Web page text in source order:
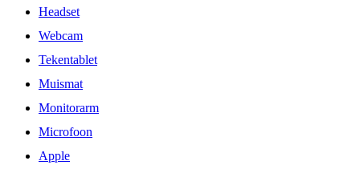
Headset
Webcam
Tekentablet
Muismat
Monitorarm
Microfoon
Apple